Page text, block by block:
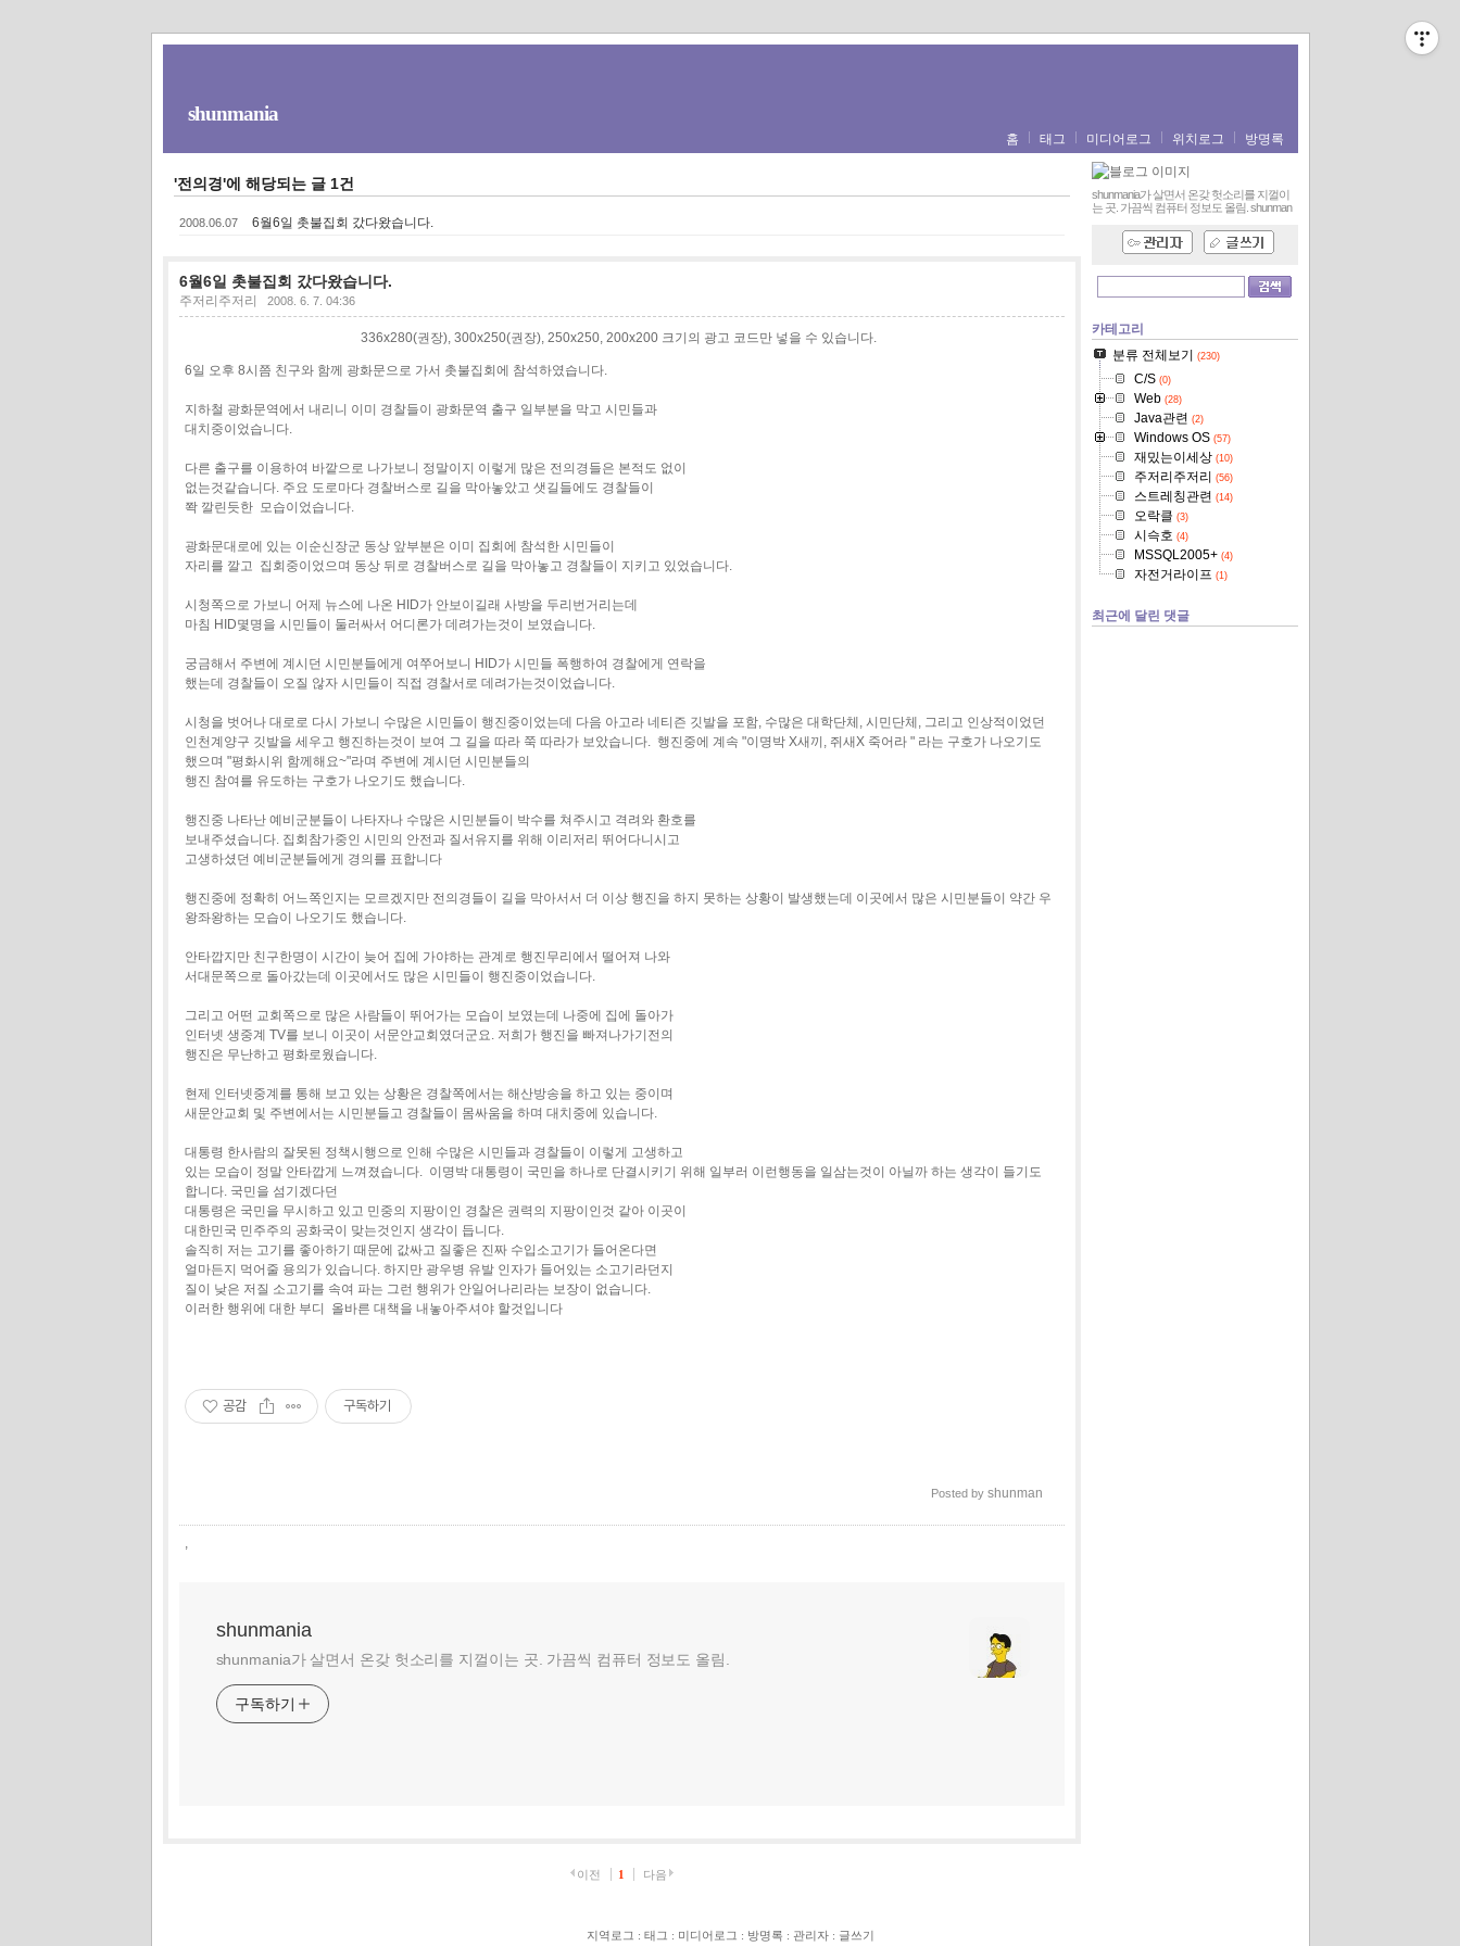
shunmania
홈 태그 미디어로그 위치로그 방명록
'전의경'에 해당되는 글 1건
2008.06.07 6월6일 촛불집회 갔다왔습니다.
6월6일 촛불집회 갔다왔습니다.
주저리주저리 2008. 6. 7. 04:36
336x280(권장), 300x250(권장), 250x250, 200x200 크기의 광고 코드만 넣을 수 있습니다.
6일 오후 8시쯤 친구와 함께 광화문으로 가서 촛불집회에 참석하였습니다.
지하철 광화문역에서 내리니 이미 경찰들이 광화문역 출구 일부분을 막고 시민들과
대치중이었습니다.
다른 출구를 이용하여 바깥으로 나가보니 정말이지 이렇게 많은 전의경들은 본적도 없이
없는것같습니다. 주요 도로마다 경찰버스로 길을 막아놓았고 샛길들에도 경찰들이
쫙 깔린듯한 모습이었습니다.
광화문대로에 있는 이순신장군 동상 앞부분은 이미 집회에 참석한 시민들이
자리를 깔고 집회중이었으며 동상 뒤로 경찰버스로 길을 막아놓고 경찰들이 지키고 있었습니다.
시청쪽으로 가보니 어제 뉴스에 나온 HID가 안보이길래 사방을 두리번거리는데
마침 HID몇명을 시민들이 둘러싸서 어디론가 데려가는것이 보였습니다.
궁금해서 주변에 계시던 시민분들에게 여쭈어보니 HID가 시민들 폭행하여 경찰에게 연락을
했는데 경찰들이 오질 않자 시민들이 직접 경찰서로 데려가는것이었습니다.
시청을 벗어나 대로로 다시 가보니 수많은 시민들이 행진중이었는데 다음 아고라 네티즌 깃발을 포함, 수많은 대학단체, 시민단체, 그리고 인상적이었던
인천계양구 깃발을 세우고 행진하는것이 보여 그 길을 따라 쭉 따라가 보았습니다. 행진중에 계속 "이명박 X새끼, 쥐새X 죽어라 " 라는 구호가 나오기도
했으며 "평화시위 함께해요~"라며 주변에 계시던 시민분들의
행진 참여를 유도하는 구호가 나오기도 했습니다.
행진중 나타난 예비군분들이 나타자나 수많은 시민분들이 박수를 쳐주시고 격려와 환호를
보내주셨습니다. 집회참가중인 시민의 안전과 질서유지를 위해 이리저리 뛰어다니시고
고생하셨던 예비군분들에게 경의를 표합니다
행진중에 정확히 어느쪽인지는 모르겠지만 전의경들이 길을 막아서서 더 이상 행진을 하지 못하는 상황이 발생했는데 이곳에서 많은 시민분들이 약간 우
왕좌왕하는 모습이 나오기도 했습니다.
안타깝지만 친구한명이 시간이 늦어 집에 가야하는 관계로 행진무리에서 떨어져 나와
서대문쪽으로 돌아갔는데 이곳에서도 많은 시민들이 행진중이었습니다.
그리고 어떤 교회쪽으로 많은 사람들이 뛰어가는 모습이 보였는데 나중에 집에 돌아가
인터넷 생중계 TV를 보니 이곳이 서문안교회였더군요. 저희가 행진을 빠져나가기전의
행진은 무난하고 평화로웠습니다.
현제 인터넷중계를 통해 보고 있는 상황은 경찰쪽에서는 해산방송을 하고 있는 중이며
새문안교회 및 주변에서는 시민분들고 경찰들이 몸싸움을 하며 대치중에 있습니다.
대통령 한사람의 잘못된 정책시행으로 인해 수많은 시민들과 경찰들이 이렇게 고생하고
있는 모습이 정말 안타깝게 느껴졌습니다. 이명박 대통령이 국민을 하나로 단결시키기 위해 일부러 이런행동을 일삼는것이 아닐까 하는 생각이 들기도
합니다. 국민을 섬기겠다던
대통령은 국민을 무시하고 있고 민중의 지팡이인 경찰은 권력의 지팡이인것 같아 이곳이
대한민국 민주주의 공화국이 맞는것인지 생각이 듭니다.
솔직히 저는 고기를 좋아하기 때문에 값싸고 질좋은 진짜 수입소고기가 들어온다면
얼마든지 먹어줄 용의가 있습니다. 하지만 광우병 유발 인자가 들어있는 소고기라던지
질이 낮은 저질 소고기를 속여 파는 그런 행위가 안일어나리라는 보장이 없습니다.
이러한 행위에 대한 부디 올바른 대책을 내놓아주셔야 할것입니다
공감 구독하기
Posted by shunman
shunmania
shunmania가 살면서 온갖 헛소리를 지껄이는 곳. 가끔씩 컴퓨터 정보도 올림.
구독하기
이전 1 다음
shunmania가 살면서 온갖 헛소리를 지껄이
는 곳. 가끔씩 컴퓨터 정보도 올림. shunman
카테고리
분류 전체보기
(230)
C/S(0)
Web(28)
Java관련 (2)
Windows OS(57)
재밌는이세상(10)
주저리주저리 (56)
스트레칭관련 (14)
오락클 (3)
시슥호 (4)
MSSQL2005+(4)
자전거라이프 (1)
최근에 달린 댓글
지역로그 : 태그 : 미디어로그 : 방명록 : 관리자: 글쓰기